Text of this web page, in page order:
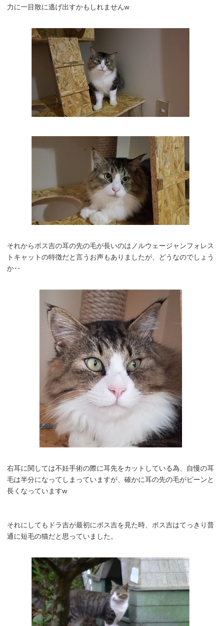
力に一目散に逃げ出すかもしれませんw
それからボス吉の耳の先の毛が長いのはノルウェージャンフォレス
トキャットの特徴だと言うお声もありましたが、どうなのでしょう
か‥
右耳に関しては不妊手術の際に耳先をカットしている為、自慢の耳
毛は半分になってしまっていますが、確かに耳の先の毛がピーンと
長くなっていますw
それにしてもドラ吉が最初にボス吉を見た時、ボス吉はてっきり普
通に短毛の猫だと思っていました。